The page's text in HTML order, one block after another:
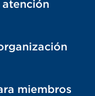
miembros